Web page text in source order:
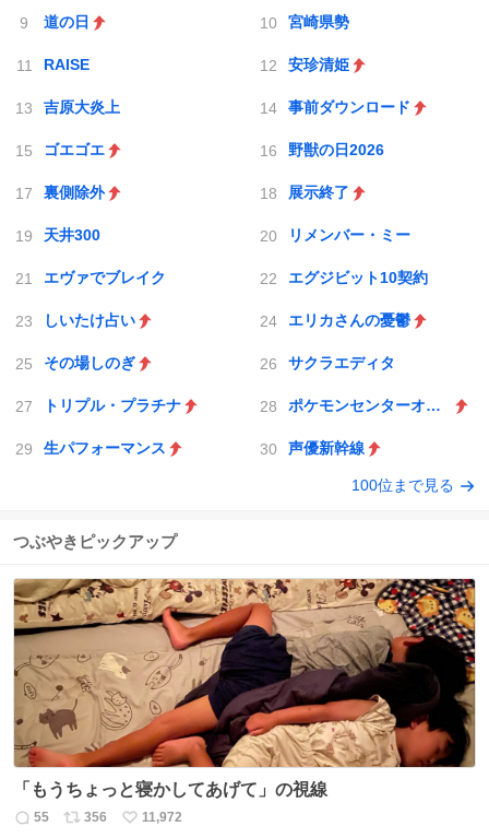
道の日 宮崎県勢
RAISE 安珍清姫
吉原大炎上 事前ダウンロード
ゴエゴエ 野獣の日2026
裏側除外 展示終了
天井300 リメンバー・ミー
エヴァでブレイク エグジビット10契約
しいたけ占い エリカさんの憂鬱
その場しのぎ サクラエディタ
トリプル・プラチナ ポケモンセンターオンライン
生パフォーマンス 声優新幹線
100位まで見る
つぶやきピックアップ
「もうちょっと寝かしてあげて」の視線
返
55
リ
356
い
11,972